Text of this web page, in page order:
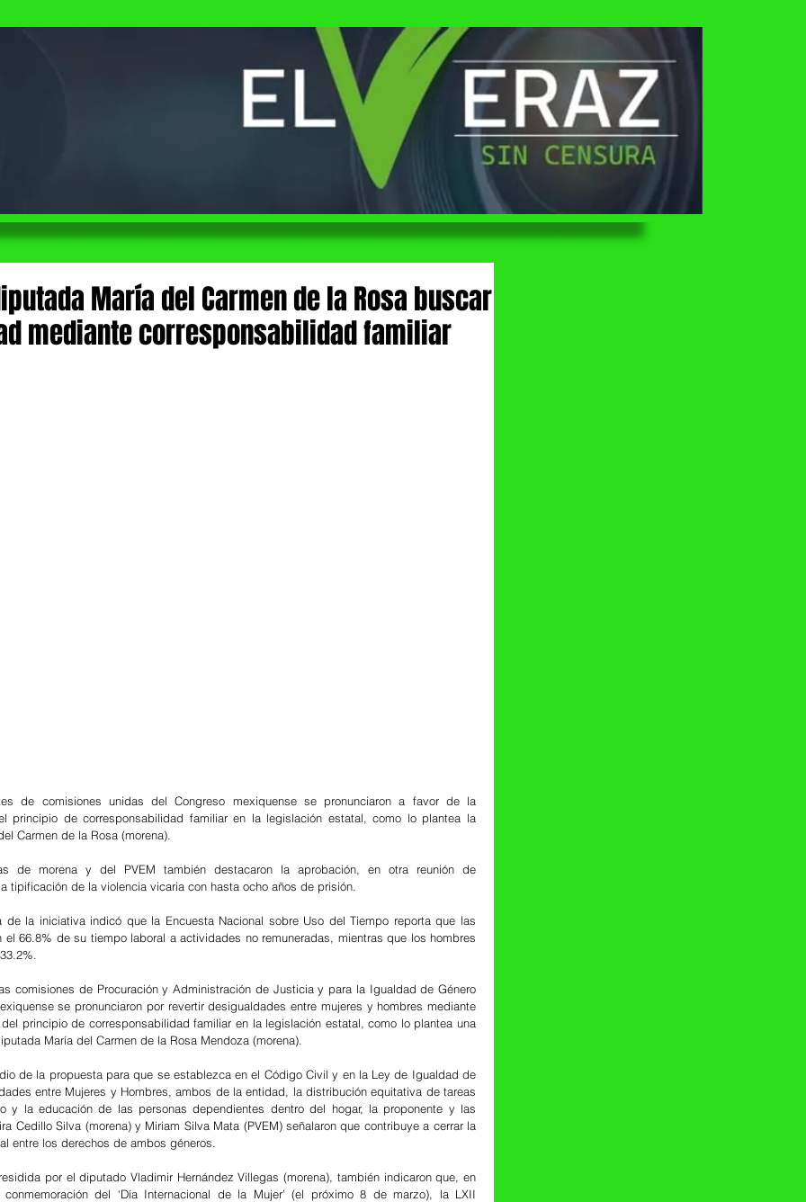
María del Carmen de la Rosa buscar
mediante corresponsabilidad familiar
de 5 estrellas.
principio de corresponsabilidad familiar en la legislación estatal, como lo plantea la
Carmen de la Rosa (morena).
tipificación de la violencia vicaria con hasta ocho años de prisión.
el 66.8% de su tiempo laboral a actividades no remuneradas, mientras que los hombres
comisiones de Procuración y Administración de Justicia y para la Igualdad de Género
se pronunciaron por revertir desigualdades entre mujeres y hombres mediante
principio de corresponsabilidad familiar en la legislación estatal, como lo plantea una
María del Carmen de la Rosa Mendoza (morena).
de la propuesta para que se establezca en el Código Civil y en la Ley de Igualdad de
entre Mujeres y Hombres, ambos de la entidad, la distribución equitativa de tareas
y la educación de las personas dependientes dentro del hogar, la proponente y las
Cedillo Silva (morena) y Miriam Silva Mata (PVEM) señalaron que contribuye a cerrar la
entre los derechos de ambos géneros.
por el diputado Vladimir Hernández Villegas (morena), también indicaron que, en
del ‘Día Internacional de la Mujer’ (el próximo 8 de marzo), la LXII